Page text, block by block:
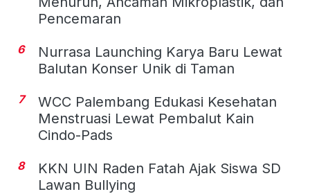
Pencemaran
6
Nurrasa Launching Karya Baru Lewat
Balutan Konser Unik di Taman
7
WCC Palembang Edukasi Kesehatan
Menstruasi Lewat Pembalut Kain
Cindo-Pads
8
KKN UIN Raden Fatah Ajak Siswa SD
Lawan Bullying